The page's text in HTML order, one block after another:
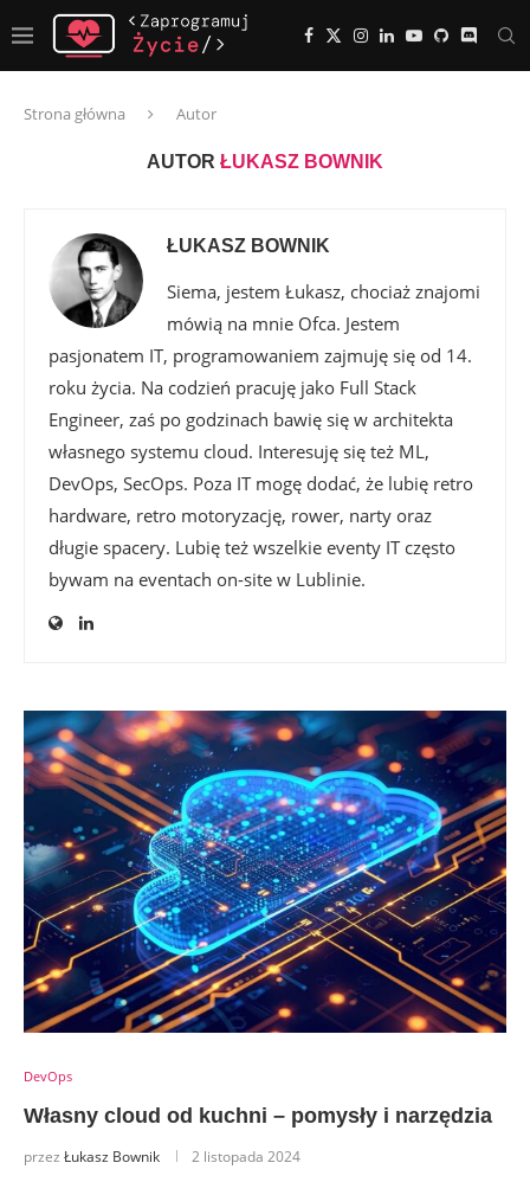
Strona główna Autor
AUTOR ŁUKASZ BOWNIK
ŁUKASZ BOWNIK
Siema, jestem Łukasz, chociaż znajomi
mówią na mnie Ofca. Jestem
pasjonatem IT, programowaniem zajmuję się od 14.
roku życia. Na codzień pracuję jako Full Stack
Engineer, zaś po godzinach bawię się w architekta
własnego systemu cloud. Interesuję się też ML,
DevOps, SecOps. Poza IT mogę dodać, że lubię retro
hardware, retro motoryzację, rower, narty oraz
długie spacery. Lubię też wszelkie eventy IT często
bywam na eventach on-site w Lublinie.
DevOps
Własny cloud od kuchni – pomysły i narzędzia
przez Łukasz Bownik 2 listopada 2024